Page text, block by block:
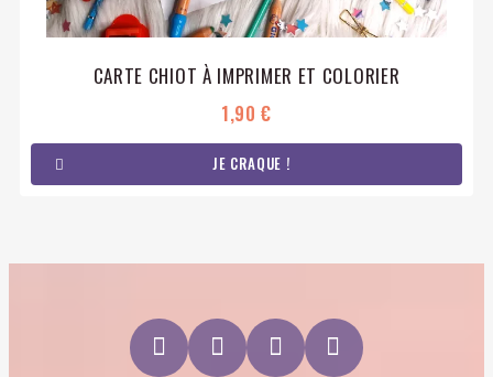
CARTE CHIOT À IMPRIMER ET COLORIER
1,90 €
JE CRAQUE !